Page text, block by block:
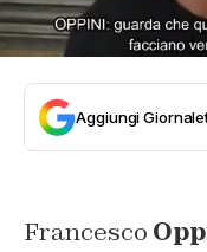
Aggiungi
Francesco